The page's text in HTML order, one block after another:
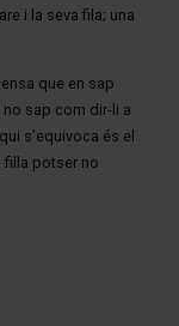
i la seva fila; una
que en sap
no sap com dir-li a
s’equivoca és el
filla potser no